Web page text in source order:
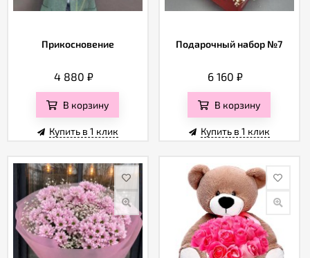
Прикосновение
4 880 ₽
В корзину
Купить в 1 клик
Подарочный набор №7
6 160 ₽
В корзину
Купить в 1 клик